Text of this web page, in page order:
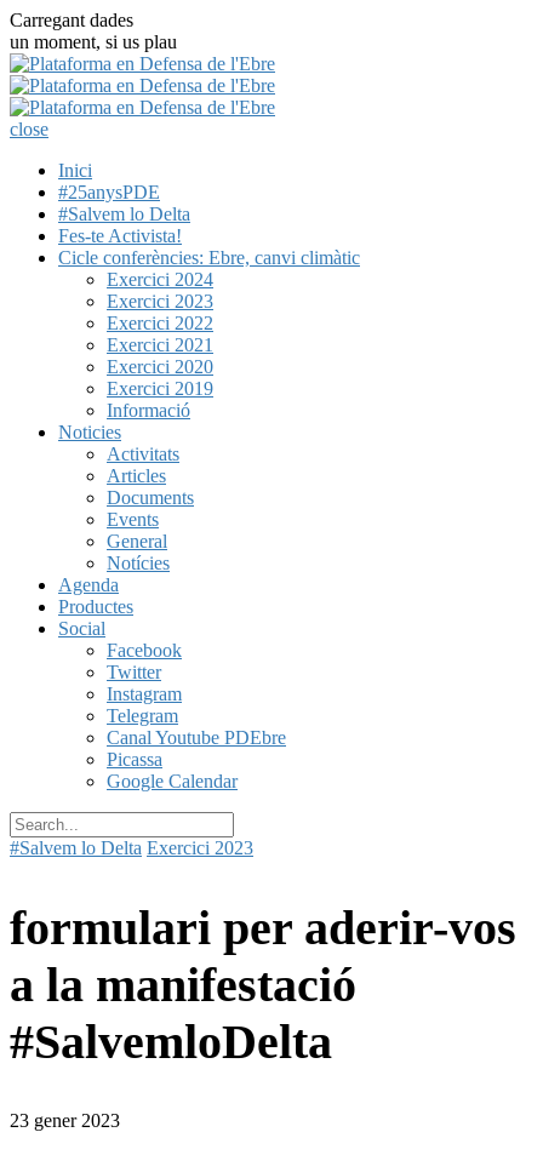
Carregant dades
un moment, si us plau
close
Inici
#25anysPDE
#Salvem lo Delta
Fes-te Activista!
Cicle conferències: Ebre, canvi climàtic
Exercici 2024
Exercici 2023
Exercici 2022
Exercici 2021
Exercici 2020
Exercici 2019
Informació
Noticies
Activitats
Articles
Documents
Events
General
Notícies
Agenda
Productes
Social
Facebook
Twitter
Instagram
Telegram
Canal Youtube PDEbre
Picassa
Google Calendar
#Salvem lo Delta Exercici 2023
formulari per aderir-vos
a la manifestació
#SalvemloDelta
23 gener 2023